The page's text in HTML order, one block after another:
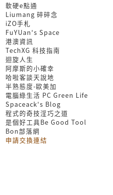
軟硬e點通
Liumang 碎碎念
iZO手札
FuYUan's Space
港澳資訊
TechXG 科技指南
迴旋人生
阿摩斯的小確幸
哈啦客談天說地
半熟態度-歐美加
電腦綠生活 PC Green Life
Spaceack's Blog
程式的奇技淫巧之道
是個好工具Be Good Tool
Bon部落網
申請交換連結